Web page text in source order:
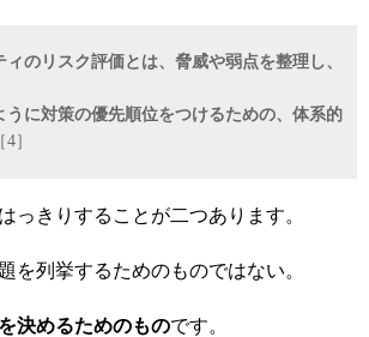
のリスク評価とは、脅威や弱点を整理し、
うに対策の優先順位をつけるための、体系的
［4］
っきりすることが二つあります。
を列挙するためのものではない。
決めるためのものです。